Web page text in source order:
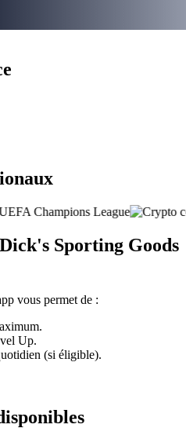
Sporting Goods
vous permet de :
Up.
(si éligible).